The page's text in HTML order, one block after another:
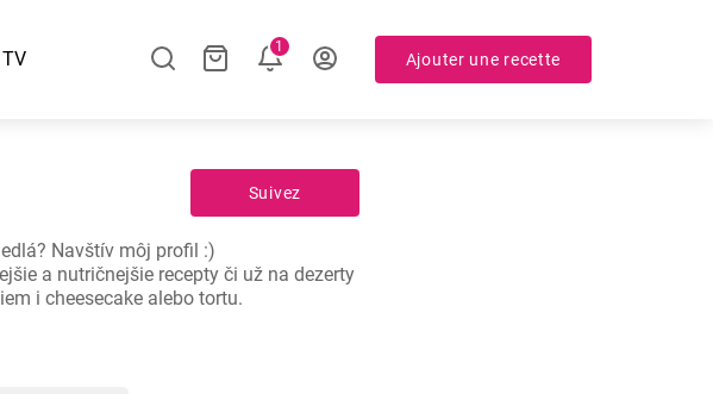
1
Ajouter une recette
Suivez
Navštív môj profil :)
a nutričnejšie recepty či už na dezerty
i cheesecake alebo tortu.